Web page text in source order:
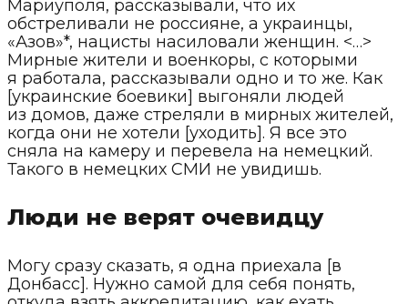
Мариуполя, рассказывали, что их
обстреливали не россияне, а украинцы,
«Азов»*, нацисты насиловали женщин. <…>
Мирные жители и военкоры, с которыми
я работала, рассказывали одно и то же. Как
[украинские боевики] выгоняли людей
из домов, даже стреляли в мирных жителей,
когда они не хотели [уходить]. Я все это
сняла на камеру и перевела на немецкий.
Такого в немецких СМИ не увидишь.
Люди не верят очевидцу
Могу сразу сказать, я одна приехала [в
Донбасс]. Нужно самой для себя понять,